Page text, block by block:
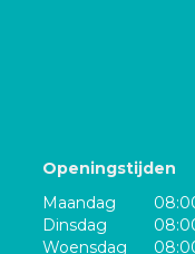
Openingstijden
Maandag
Dinsdag
Woensdag